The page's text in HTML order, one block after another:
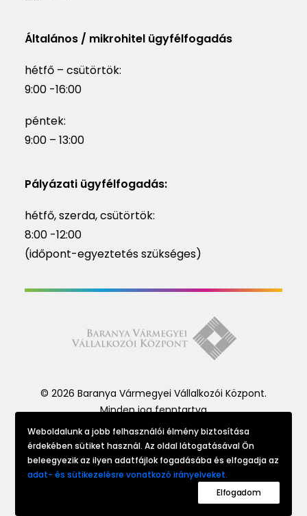
Általános / mikrohitel ügyfélfogadás
hétfő – csütörtök:
9:00 -16:00
péntek:
9:00 – 13:00
Pályázati ügyfélfogadás:
hétfő, szerda, csütörtök:
8:00 -12:00
(időpont-egyeztetés szükséges)
© 2026 Baranya Vármegyei Vállalkozói Központ.
Minden jog fenntartva
Website made by
Weboldalunk a jobb felhasználói élmény biztosítása
érdekében sütiket használ. Az oldal látogatásával Ön
beleegyezik az ilyen adatfájlok fogadásába és elfogadja az
adat- és sütikezelésre vonatkozó irányelveket.
Elfogadom